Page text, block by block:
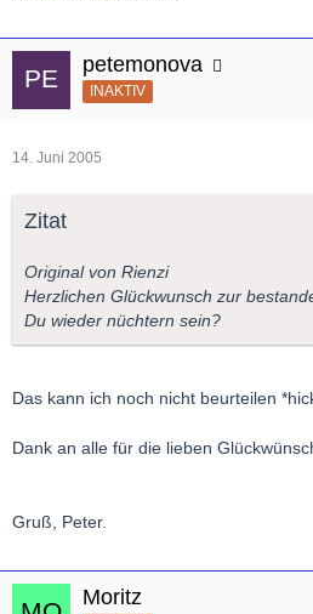
petemonova
INAKTIV
14. Juni 2005
Zitat
Original von Rienzi
Herzlichen Glückwunsch zur
Du wieder nüchtern sein?
Das kann ich noch nicht beurteilen
Dank an alle für die lieben
Gruß, Peter.
Moritz